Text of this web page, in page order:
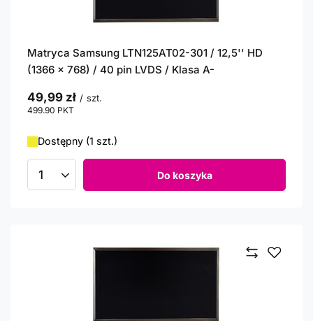
Matryca Samsung LTN125AT02-301 / 12,5'' HD
(1366 x 768) / 40 pin LVDS / Klasa A-
49,99 zł / szt.
499.90 PKT
Dostępny (1 szt.)
Ilość produktów Do koszyka